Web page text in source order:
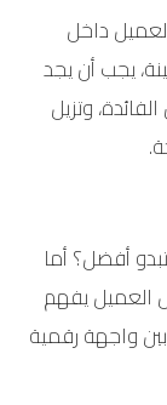
داخل
يجب أن يجد
وتزيل
أفضل؟ أما
العميل يفهم
واجهة رقمية